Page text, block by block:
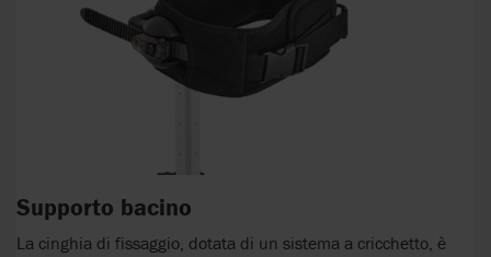
Supporto bacino
La cinghia di fissaggio, dotata di un sistema a cricchetto, è